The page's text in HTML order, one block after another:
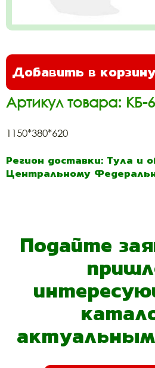
Добавить в корзину
Артикул товара: КБ-
1150*380*620
Регион доставки: Тула и
Центральному
Подайте